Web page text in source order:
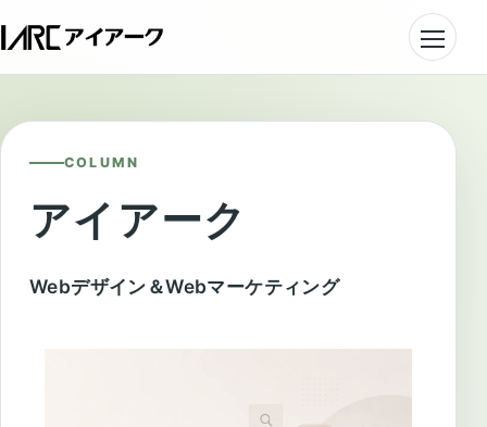
COLUMN
アイアーク
Webデザイン＆Webマーケティング